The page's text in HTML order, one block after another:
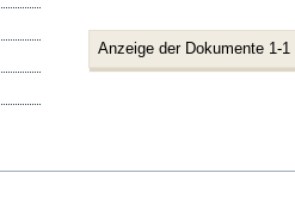
Anzeige der Dokumente 1-1